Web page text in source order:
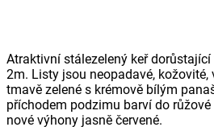
Atraktivní stálezelený keř
2m. Listy jsou neopadavé, kožovité,
tmavě zelené s krémově bílým
příchodem podzimu barví do
nové výhony jasně červené.